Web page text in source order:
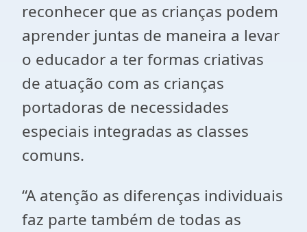
reconhecer que as crianças podem
aprender juntas de maneira a levar
o educador a ter formas criativas
de atuação com as crianças
portadoras de necessidades
especiais integradas as classes
comuns.
“A atenção as diferenças individuais
faz parte também de todas as